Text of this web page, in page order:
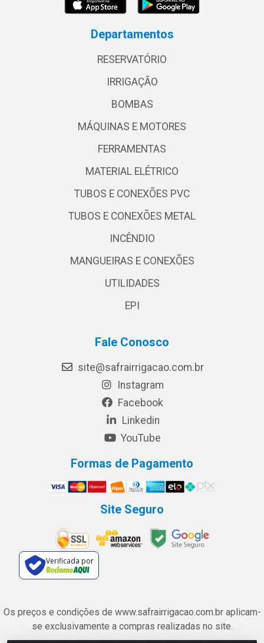
Departamentos
RESERVATÓRIO
IRRIGAÇÃO
BOMBAS
MÁQUINAS E MOTORES
FERRAMENTAS
MATERIAL ELÉTRICO
TUBOS E CONEXÕES PVC
TUBOS E CONEXÕES METAL
INCÊNDIO
MANGUEIRAS E CONEXÕES
UTILIDADES
EPI
Fale Conosco
site@safrairrigacao.com.br
Instagram
Facebook
Linkedin
YouTube
Formas de Pagamento
Site Seguro
Verificada por
Os preços e condições de www.safrairrigacao.com.br aplicam-
se exclusivamente a compras realizadas no site.